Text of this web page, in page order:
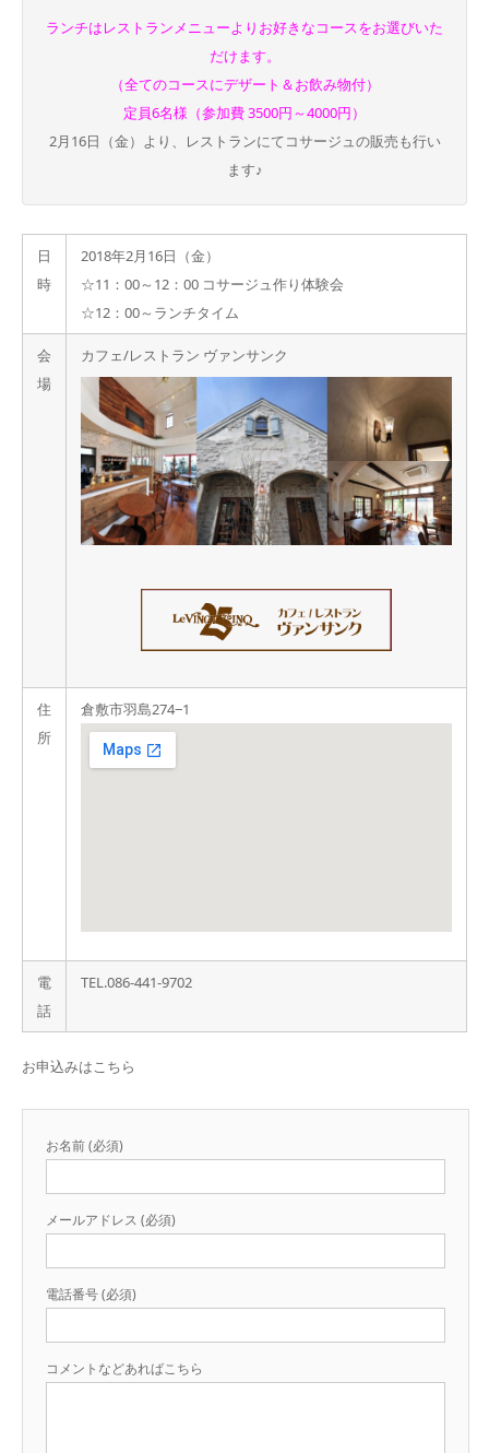
ランチはレストランメニューよりお好きなコースをお選びいた
だけます。
（全てのコースにデザート＆お飲み物付）
定員6名様（参加費 3500円～4000円）
2月16日（金）より、レストランにてコサージュの販売も行い
ます♪
日
時
2018年2月16日（金）
☆11：00～12：00 コサージュ作り体験会
☆12：00～ランチタイム
会
場
カフェ/レストラン ヴァンサンク
住
所
倉敷市羽島274‒1
電
話
TEL.086-441-9702
お申込みはこちら
お名前 (必須)
メールアドレス (必須)
電話番号 (必須)
コメントなどあればこちら